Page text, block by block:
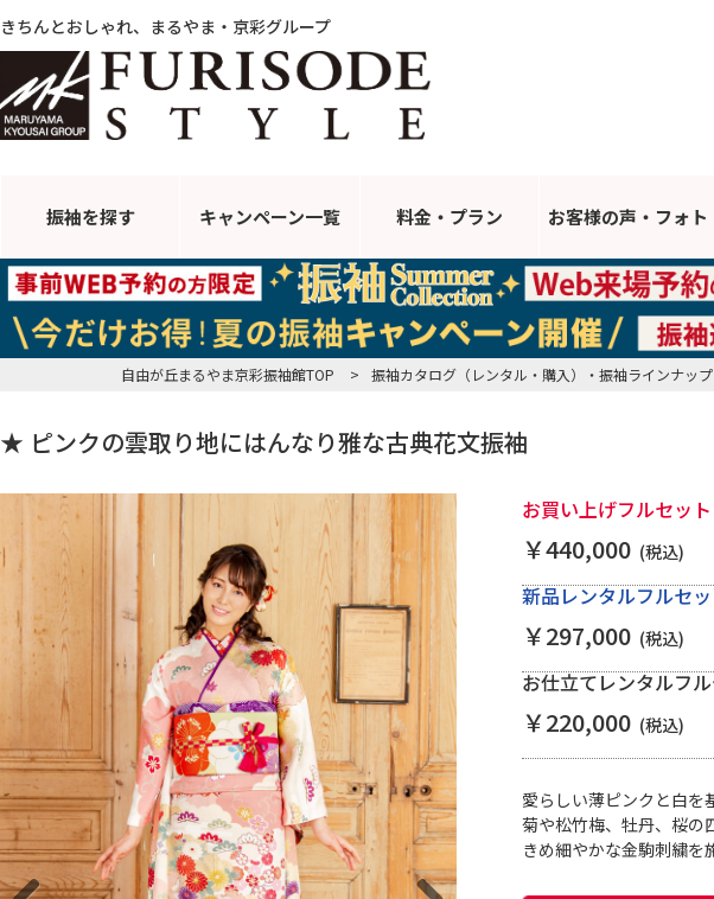
きちんとおしゃれ、まるやま・京彩グループ
振袖を探す キャンペーン一覧 料金・プラン お客様の声・ フォト
自由が丘まるやま京彩振袖館TOP > 振袖カタログ（レンタル・購入）・振袖ラインナップ
★ ピンクの雲取り地にはんなり雅な古典花文振袖
お買い上げフルセット
￥440,000 (税込)
新品レンタルフルセ
￥297,000 (税込)
お仕立てレンタルフ
￥220,000 (税込)
愛らしい薄ピンクと白を
菊や松竹梅、牡丹、桜の
きめ細やかな金駒刺繍を